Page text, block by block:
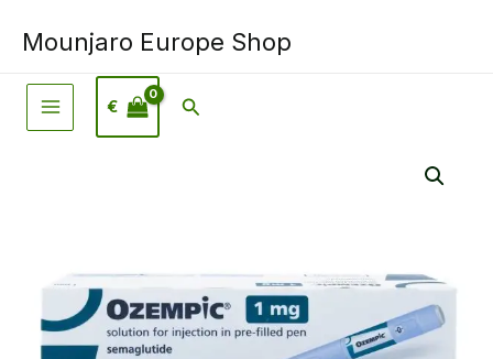
Mounjaro Europe Shop
€ Search